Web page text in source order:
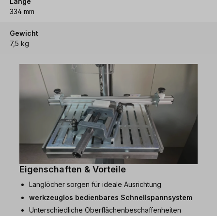
334 mm
Gewicht
7,5 kg
Eigenschaften & Vorteile
Langlöcher sorgen für ideale Ausrichtung
werkzeuglos bedienbares Schnellspannsystem
Unterschiedliche Oberflächenbeschaffenheiten